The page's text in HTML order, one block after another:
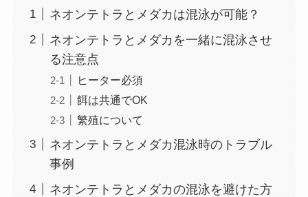
ネオンテトラとメダカは混泳が可能？
ネオンテトラとメダカを一緒に混泳させ
る注意点
ヒーター必須
餌は共通でOK
繁殖について
ネオンテトラとメダカ混泳時のトラブル
事例
ネオンテトラとメダカの混泳を避けた方